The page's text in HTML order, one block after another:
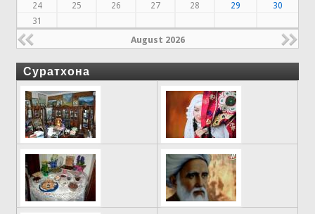
24
25 26 27 28 29
30
31
August 2026
Суратхона